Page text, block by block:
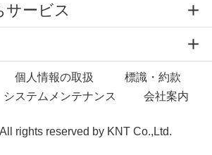
サービス
個人情報の取扱
標識・約款
システムメンテナンス 会社案内
rights reserved by KNT Co.,Ltd.